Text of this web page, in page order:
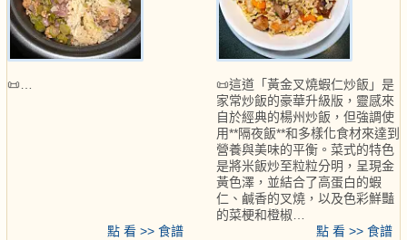
📜…
點 看 >> 食譜
📜這道「黃金叉燒蝦仁炒飯」是
家常炒飯的豪華升級版，靈感來
自於經典的楊州炒飯，但強調使
用**隔夜飯**和多樣化食材來達到
營養與美味的平衡。菜式的特色
是將米飯炒至粒粒分明，呈現金
黃色澤，並結合了高蛋白的蝦
仁、鹹香的叉燒，以及色彩鮮豔
的菜梗和橙椒…
點 看 >> 食譜